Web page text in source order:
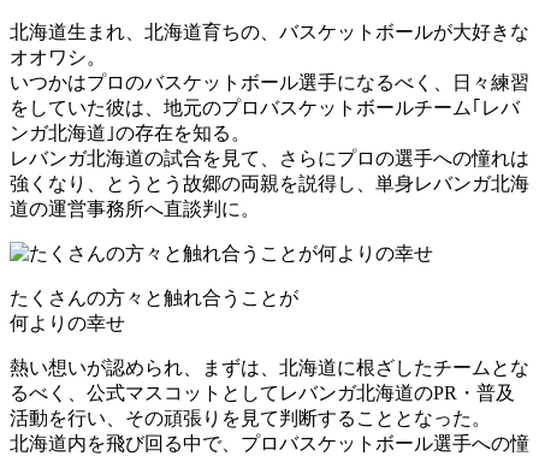
北海道生まれ、北海道育ちの、バスケットボールが大好きな
オオワシ。
いつかはプロのバスケットボール選手になるべく、日々練習
をしていた彼は、地元のプロバスケットボールチーム｢レバ
ンガ北海道｣の存在を知る。
レバンガ北海道の試合を見て、さらにプロの選手への憧れは
強くなり、とうとう故郷の両親を説得し、 単身レバンガ北海
道の運営事務所へ直談判に。
たくさんの方々と触れ合うことが
何よりの幸せ
熱い想いが認められ、まずは、北海道に根ざしたチームとな
るべく、 公式マスコットとしてレバンガ北海道のPR・普及
活動を行い、その頑張りを見て判断することとなった。
北海道内を飛び回る中で、プロバスケットボール選手への憧